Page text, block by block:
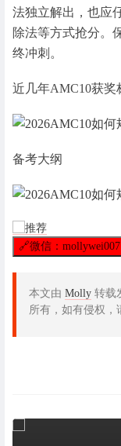
法独立解出，也应
除法等方式抢分。
终冲刺。
近几年AMC10获奖
备考大纲
🔗微信：mollywei007
本文由 Molly 转载
所有，如有侵权，